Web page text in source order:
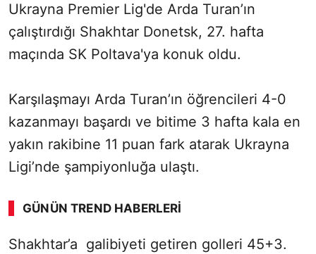
Ukrayna Premier Lig'de Arda Turan’ın
çalıştırdığı Shakhtar Donetsk, 27. hafta
maçında SK Poltava'ya konuk oldu.
Karşılaşmayı Arda Turan’ın öğrencileri 4-0
kazanmayı başardı ve bitime 3 hafta kala en
yakın rakibine 11 puan fark atarak Ukrayna
Ligi’nde şampiyonluğa ulaştı.
GÜNÜN TREND HABERLERI
Shakhtar’a galibiyeti getiren golleri 45+3.